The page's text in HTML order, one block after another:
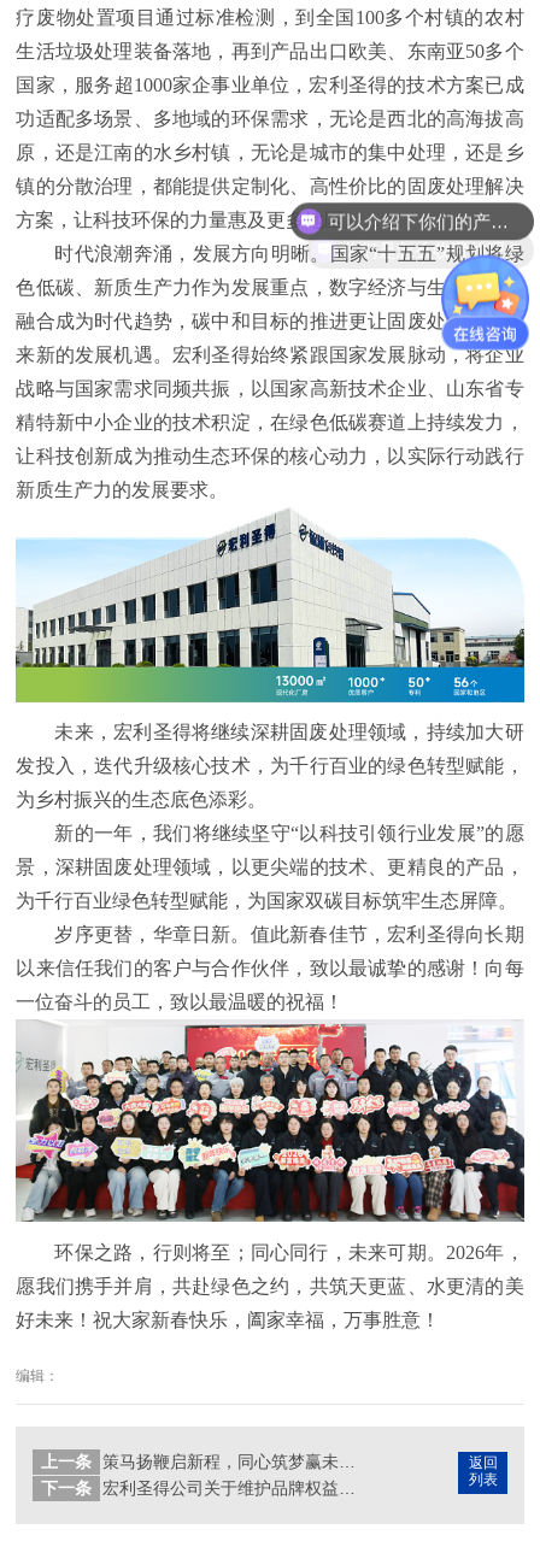
疗废物处置项目通过标准检测，到全国100多个村镇的农村
生活垃圾处理装备落地，再到产品出口欧美、东南亚50多个
国家，服务超1000家企事业单位，宏利圣得的技术方案已成
功适配多场景、多地域的环保需求，无论是西北的高海拔高
原，还是江南的水乡村镇，无论是城市的集中处理，还是乡
镇的分散治理，都能提供定制化、高性价比的固废处理解决
方案，让科技环保的力量惠及更多地区。
时代浪潮奔涌，发展方向明晰。国家“十五五”规划将绿
色低碳、新质生产力作为发展重点，数字经济与生态环保的
融合成为时代趋势，碳中和目标的推进更让固废处理行业迎
来新的发展机遇。宏利圣得始终紧跟国家发展脉动，将企业
战略与国家需求同频共振，以国家高新技术企业、山东省专
精特新中小企业的技术积淀，在绿色低碳赛道上持续发力，
让科技创新成为推动生态环保的核心动力，以实际行动践行
新质生产力的发展要求。
未来，宏利圣得将继续深耕固废处理领域，持续加大研
发投入，迭代升级核心技术，为千行百业的绿色转型赋能，
为乡村振兴的生态底色添彩。
新的一年，我们将继续坚守“以科技引领行业发展”的愿
景，深耕固废处理领域，以更尖端的技术、更精良的产品，
为千行百业绿色转型赋能，为国家双碳目标筑牢生态屏障。
岁序更替，华章日新。值此新春佳节，宏利圣得向长期
以来信任我们的客户与合作伙伴，致以最诚挚的感谢！向每
一位奋斗的员工，致以最温暖的祝福！
环保之路，行则将至；同心同行，未来可期。2026年，
愿我们携手并肩，共赴绿色之约，共筑天更蓝、水更清的美
好未来！祝大家新春快乐，阖家幸福，万事胜意！
编辑：
返回
列表
上一条
下一条
可以介绍下你们的产品么？
你们是怎么收费的呢？